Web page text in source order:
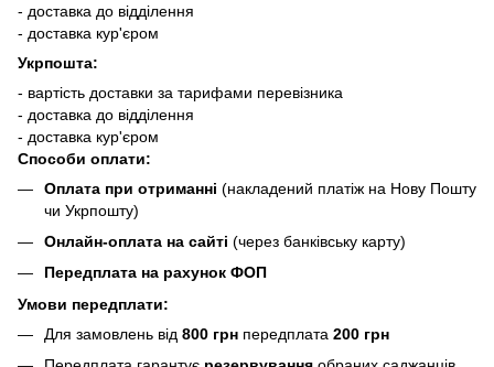
- доставка до відділення
- доставка кур'єром
Укрпошта:
- вартість доставки за тарифами перевізника
- доставка до відділення
- доставка кур'єром
Способи оплати:
Оплата при отриманні (накладений платіж на Нову Пошту
чи Укрпошту)
Онлайн-оплата на сайті (через банківську карту)
Передплата на рахунок ФОП
Умови передплати:
Для замовлень від 800 грн передплата 200 грн